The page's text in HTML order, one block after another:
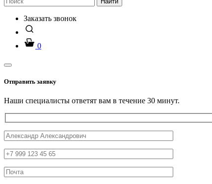
Заказать звонок
0
Отправить заявку
Наши специалисты ответят вам в течение 30 минут.